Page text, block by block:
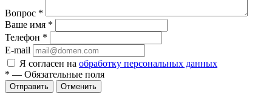
Вопрос *
Ваше имя *
Телефон *
E-mail
Я согласен на обработку персональных данных
* — Обязательные поля
Отменить